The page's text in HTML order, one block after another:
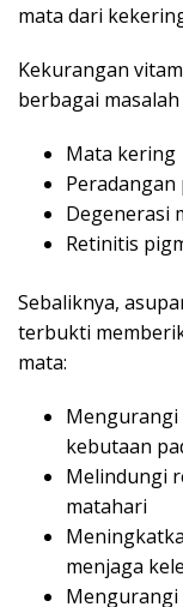
mata dari
Kekurangan
berbagai
Mata kering
Peradangan
Degenerasi
Retinitis
Sebaliknya,
terbukti
mata:
Mengurangi
kebutaan
Melindungi
matahari
menjaga
Mengurangi